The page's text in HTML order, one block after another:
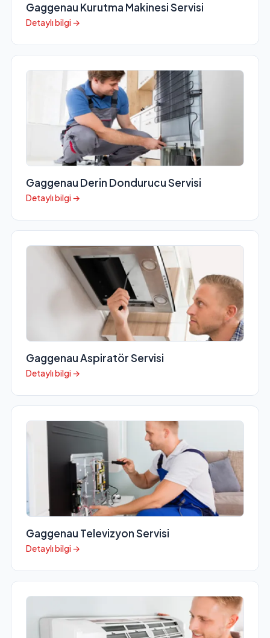
Gaggenau Kurutma Makinesi Servisi
Detaylı bilgi →
Gaggenau Derin Dondurucu Servisi
Detaylı bilgi →
Gaggenau Aspiratör Servisi
Detaylı bilgi →
Gaggenau Televizyon Servisi
Detaylı bilgi →